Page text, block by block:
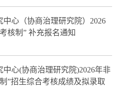
心（协商治理研究院）2026
核制” 补充报名通知
心(协商治理研究院)2026年非
”招生综合考核成绩及拟录取